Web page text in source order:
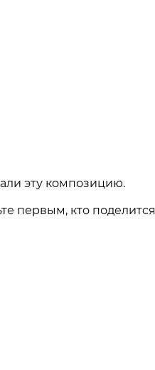
эту композицию.
первым, кто поделится